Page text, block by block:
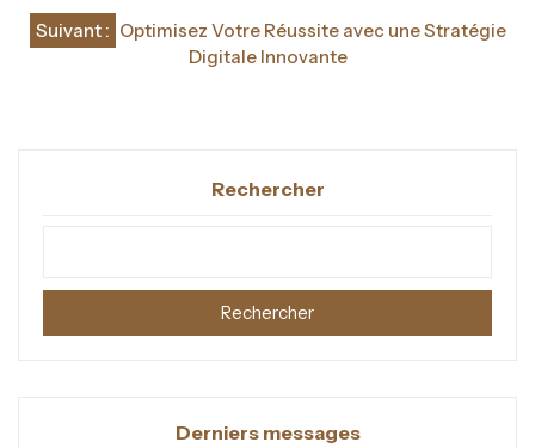
l’article
Suivant : Optimisez Votre Réussite avec une Stratégie
Digitale Innovante
Rechercher
Rechercher
Derniers messages